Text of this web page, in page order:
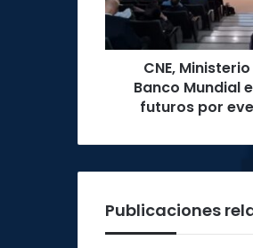
Banco
estiman
gastos
futuros
eventos
CNE,
Banco Mundial
futuros por
Publicaciones